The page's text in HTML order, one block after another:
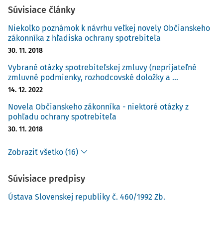
na ochranu spotrebiteľa, ale aj viacerých súdov.
Problémy sa týkali najmä hromadného uplatňovania
premlčaného nároku na plnenie veriteľmi alebo
postupníkmi v prípade pohľadávok postúpených veriteľmi,
a to najmä bankami alebo nebankovými subjektmi na
rôzne vymáhačské spoločnosti. Osoby, ktoré tieto
pohľadávky uplatňovali a uplatňujú, počítajú s tým, že
spotrebiteľ sa nebude brániť, či už
Súvisiace články
Niekoľko poznámok k návrhu veľkej novely Občianskeho
zákonníka z hľadiska ochrany spotrebiteľa
30. 11. 2018
Vybrané otázky spotrebiteľskej zmluvy (neprijateľné
zmluvné podmienky, rozhodcovské doložky a ...
14. 12. 2022
Novela Občianskeho zákonníka - niektoré otázky z
pohľadu ochrany spotrebiteľa
30. 11. 2018
Zobraziť všetko (16)
Súvisiace predpisy
Ústava Slovenskej republiky č. 460/1992 Zb.